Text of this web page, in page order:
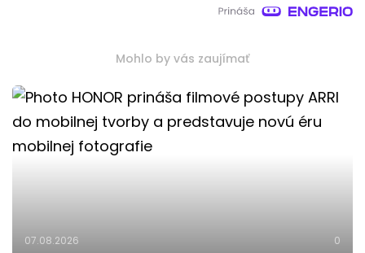
Mohlo by vás zaujímať
07.08.2026 0